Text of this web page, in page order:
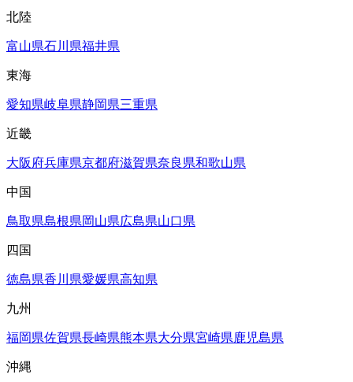
北陸
富山県石川県福井県
東海
愛知県岐阜県静岡県三重県
近畿
大阪府兵庫県京都府滋賀県奈良県和歌山県
中国
鳥取県島根県岡山県広島県山口県
四国
徳島県香川県愛媛県高知県
九州
福岡県佐賀県長崎県熊本県大分県宮崎県鹿児島県
沖縄